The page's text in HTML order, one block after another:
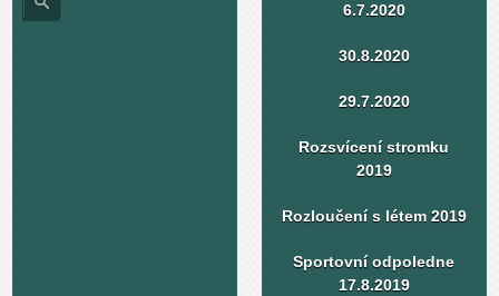
6.7.2020
30.8.2020
29.7.2020
Rozsvícení stromku
2019
Rozloučení s létem 2019
Sportovní odpoledne
17.8.2019